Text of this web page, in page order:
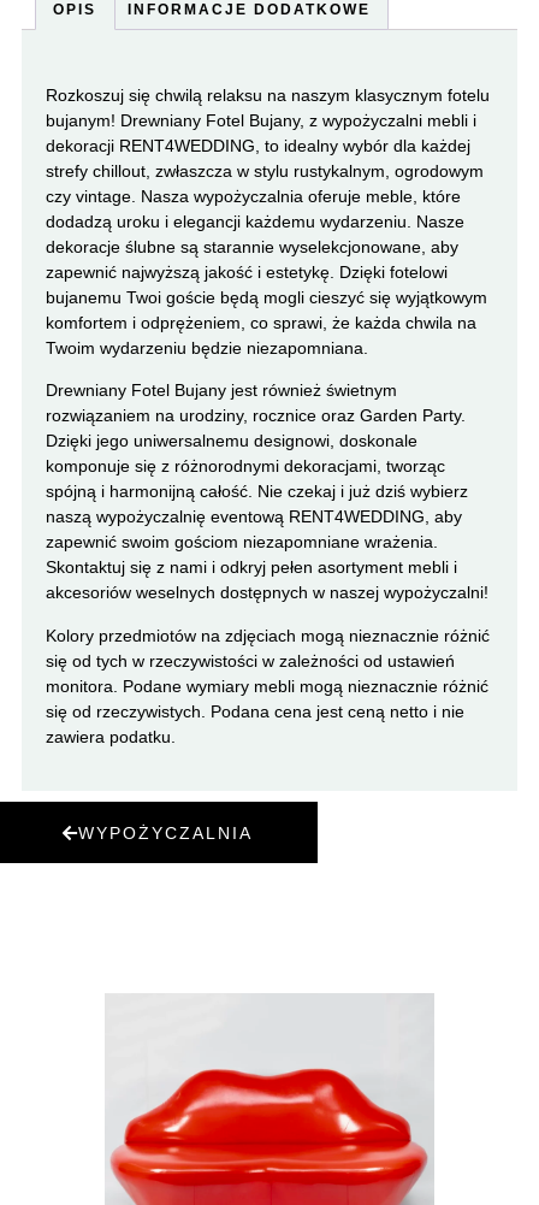
OPIS INFORMACJE DODATKOWE
Rozkoszuj się chwilą relaksu na naszym klasycznym fotelu
bujanym! Drewniany Fotel Bujany, z wypożyczalni mebli i
dekoracji RENT4WEDDING, to idealny wybór dla każdej
strefy chillout, zwłaszcza w stylu rustykalnym, ogrodowym
czy vintage. Nasza wypożyczalnia oferuje meble, które
dodadzą uroku i elegancji każdemu wydarzeniu. Nasze
dekoracje ślubne są starannie wyselekcjonowane, aby
zapewnić najwyższą jakość i estetykę. Dzięki fotelowi
bujanemu Twoi goście będą mogli cieszyć się wyjątkowym
komfortem i odprężeniem, co sprawi, że każda chwila na
Twoim wydarzeniu będzie niezapomniana.
Drewniany Fotel Bujany jest również świetnym
rozwiązaniem na urodziny, rocznice oraz Garden Party.
Dzięki jego uniwersalnemu designowi, doskonale
komponuje się z różnorodnymi dekoracjami, tworząc
spójną i harmonijną całość. Nie czekaj i już dziś wybierz
naszą wypożyczalnię eventową RENT4WEDDING, aby
zapewnić swoim gościom niezapomniane wrażenia.
Skontaktuj się z nami i odkryj pełen asortyment mebli i
akcesoriów weselnych dostępnych w naszej wypożyczalni!
Kolory przedmiotów na zdjęciach mogą nieznacznie różnić
się od tych w rzeczywistości w zależności od ustawień
monitora. Podane wymiary mebli mogą nieznacznie różnić
się od rzeczywistych. Podana cena jest ceną netto i nie
zawiera podatku.
WYPOŻYCZALNIA